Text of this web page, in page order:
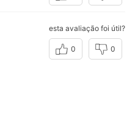
esta avaliação foi útil?
0 0